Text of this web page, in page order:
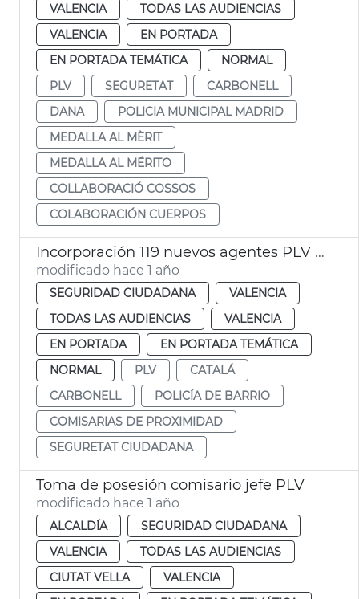
VALENCIA
TODAS LAS AUDIENCIAS
VALENCIA
EN PORTADA
EN PORTADA TEMÁTICA
NORMAL
PLV
SEGURETAT
CARBONELL
DANA
POLICIA MUNICIPAL MADRID
MEDALLA AL MÈRIT
MEDALLA AL MÉRITO
COLLABORACIÓ COSSOS
COLABORACIÓN CUERPOS
Incorporación 119 nuevos agentes PLV de Barrio
modificado hace 1 año
SEGURIDAD CIUDADANA
VALENCIA
TODAS LAS AUDIENCIAS
VALENCIA
EN PORTADA
EN PORTADA TEMÁTICA
NORMAL
PLV
CATALÁ
CARBONELL
POLICÍA DE BARRIO
COMISARIAS DE PROXIMIDAD
SEGURETAT CIUDADANA
Toma de posesión comisario jefe PLV
modificado hace 1 año
ALCALDÍA
SEGURIDAD CIUDADANA
VALENCIA
TODAS LAS AUDIENCIAS
CIUTAT VELLA
VALENCIA